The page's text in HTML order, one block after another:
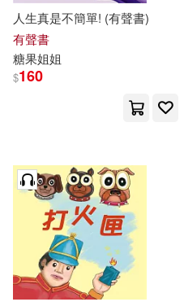
人生真是不簡單! (有聲書)
有聲書
糖果姐姐
$160